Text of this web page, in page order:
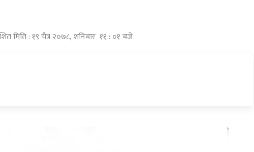
मिति : १९ चैत्र २०७८, शनिबार ११ : ०१ बजे